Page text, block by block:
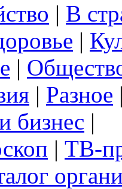
| В
|
|
| Разное
бизнес |
| ТВ-